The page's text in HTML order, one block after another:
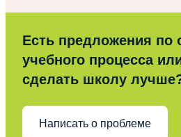
Есть предложения по
учебного процесса
сделать школу
Написать о проблеме